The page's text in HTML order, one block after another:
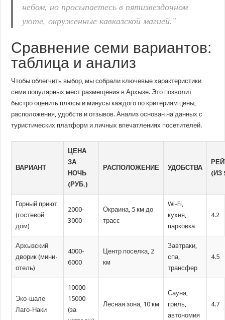
небом, но просыпаетесь в пятизвездочном
уюте, окруженные кавказской магией.”
Сравнение семи вариантов:
таблица и анализ
Чтобы облегчить выбор, мы собрали ключевые характеристики
семи популярных мест размещения в Архызе. Это позволит
быстро оценить плюсы и минусы каждого по критериям цены,
расположения, удобств и отзывов. Анализ основан на данных с
туристических платформ и личных впечатлениях посетителей.
ВАРИАНТ
ЦЕНА
ЗА
НОЧЬ
(РУБ.)
РАСПОЛОЖЕНИЕ УДОБСТВА
(ИЗ
Горный приют
(гостевой
дом)
2000-
3000
Окраина, 5 км до
трасс
Wi-Fi,
кухня,
парковка
4.2
Архызский
дворик (мини-
отель)
4000-
6000
Центр поселка, 2
км
Завтраки,
спа,
трансфер
4.5
Эко-шале
Лаго-Наки
10000-
15000
(за
Лесная зона, 10 км
Сауна,
гриль,
автономия
4.7